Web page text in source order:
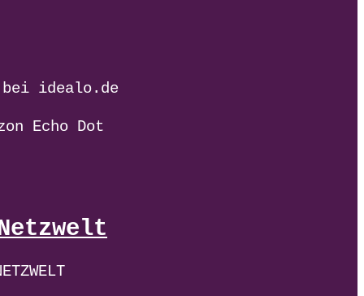
bei idealo.de
Echo Dot